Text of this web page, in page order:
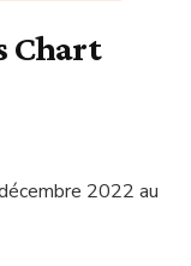
Chart
2022 au